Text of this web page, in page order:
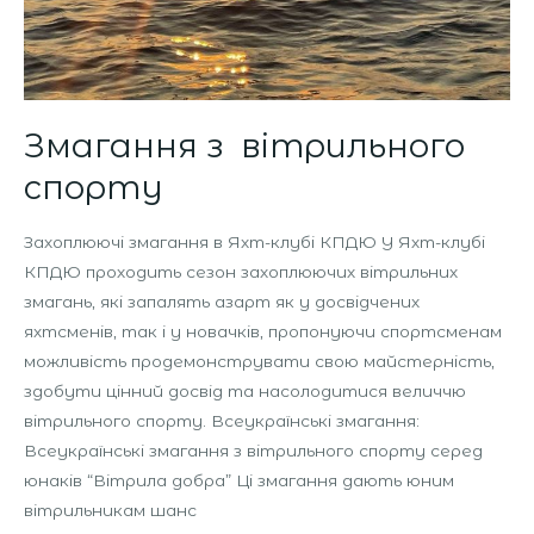
Змагання з вітрильного
спорту
Захоплюючі змагання в Яхт-клубі КПДЮ У Яхт-клубі
КПДЮ проходить сезон захоплюючих вітрильних
змагань, які запалять азарт як у досвідчених
яхтсменів, так і у новачків, пропонуючи спортсменам
можливість продемонструвати свою майстерність,
здобути цінний досвід та насолодитися величчю
вітрильного спорту. Всеукраїнські змагання:
Всеукраїнські змагання з вітрильного спорту серед
юнаків “Вітрила добра” Ці змагання дають юним
вітрильникам шанс